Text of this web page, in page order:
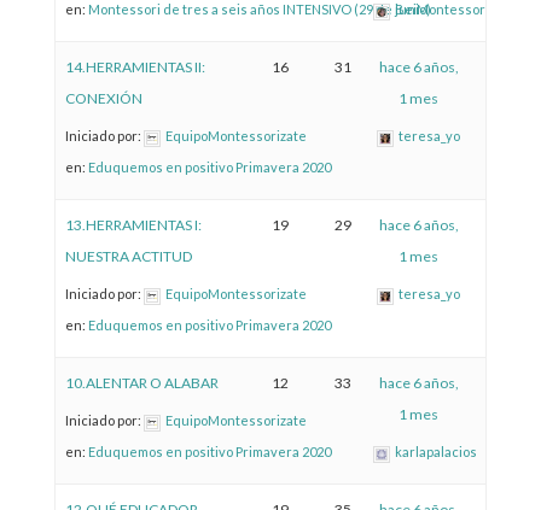
en: Montessori de tres a seis años INTENSIVO (29 de junio)BeiMontessorizate
14.HERRAMIENTAS II:
CONEXIÓN
Iniciado por:
EquipoMontessorizate
en: Eduquemos en positivo Primavera 2020
16 31
hace 6 años,
1 mes
teresa_yo
13.HERRAMIENTAS I:
NUESTRA ACTITUD
Iniciado por:
EquipoMontessorizate
en: Eduquemos en positivo Primavera 2020
19 29
hace 6 años,
1 mes
teresa_yo
10.ALENTAR O ALABAR
Iniciado por:
EquipoMontessorizate
en: Eduquemos en positivo Primavera 2020
12 33
hace 6 años,
1 mes
karlapalacios